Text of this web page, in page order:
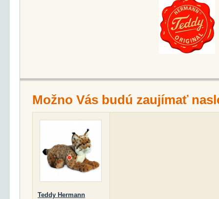
Možno Vás budú zaujímať
Teddy Hermann